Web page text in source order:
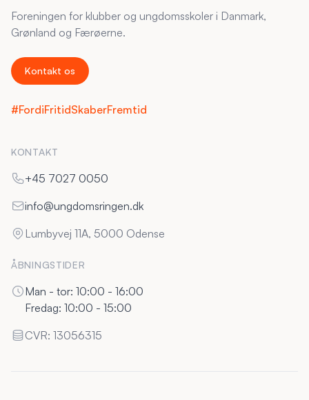
Foreningen for klubber og ungdomsskoler i Danmark,
Grønland og Færøerne.
Kontakt os
#FordiFritidSkaberFremtid
KONTAKT
+45 7027 0050
info@ungdomsringen.dk
Lumbyvej 11A, 5000 Odense
ÅBNINGSTIDER
Man - tor: 10:00 - 16:00
Fredag: 10:00 - 15:00
CVR: 13056315